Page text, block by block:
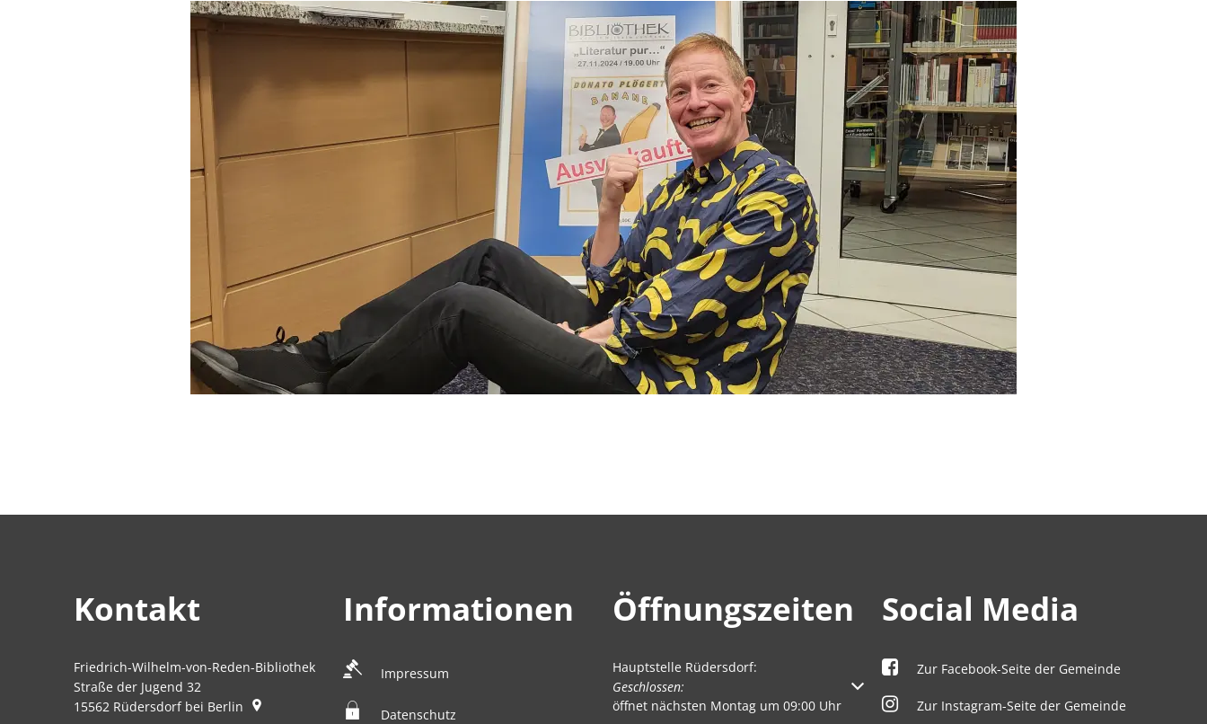
Kontakt
Friedrich-Wilhelm-von-Reden-Bibliothek
Straße der Jugend 32
15562 Rüdersdorf bei Berlin
Informationen
Impressum
Datenschutz
Öffnungszeiten
Hauptstelle Rüdersdorf:
Klicken, um weitere Öffnungs- oder Schließzeiten auszublenden
Geschlossen:
öffnet nächsten Montag um 09:00 Uhr
Social Media
Zur Facebook-Seite der Gemeinde
Zur Instagram-Seite der Gemeinde